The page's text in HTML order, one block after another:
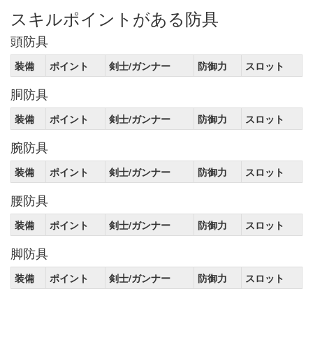
スキルポイントがある防具
頭防具
装備 ポイント 剣士/ガンナー 防御力 スロット
胴防具
装備 ポイント 剣士/ガンナー 防御力 スロット
腕防具
装備 ポイント 剣士/ガンナー 防御力 スロット
腰防具
装備 ポイント 剣士/ガンナー 防御力 スロット
脚防具
装備 ポイント 剣士/ガンナー 防御力 スロット